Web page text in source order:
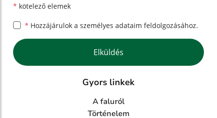
* kötelező elemek
* Hozzájárulok a személyes adataim feldolgozásához.
Google reCaptcha Response
Elküldés
Gyors linkek
A faluról
Történelem